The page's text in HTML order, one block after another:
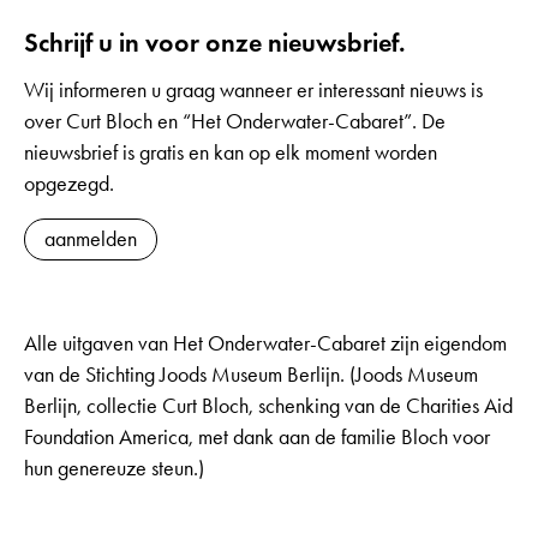
Schrijf u in voor onze nieuwsbrief.
Wij informeren u graag wanneer er interessant nieuws is
over Curt Bloch en “Het Onderwater-Cabaret”. De
nieuwsbrief is gratis en kan op elk moment worden
opgezegd.
aanmelden
Alle uitgaven van Het Onderwater-Cabaret zijn eigendom
van de Stichting Joods Museum Berlijn. (Joods Museum
Berlijn, collectie Curt Bloch, schenking van de Charities Aid
Foundation America, met dank aan de familie Bloch voor
hun genereuze steun.)